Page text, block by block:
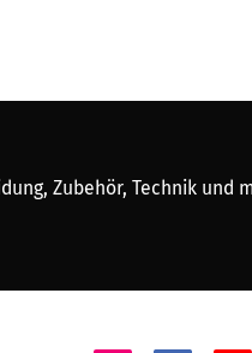
Zubehör, Technik und